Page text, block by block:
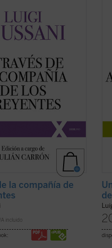
de la serie dedicada
realizadas por don
durante los Ejercicios
la Fraternidad de
la compañía de
incluido